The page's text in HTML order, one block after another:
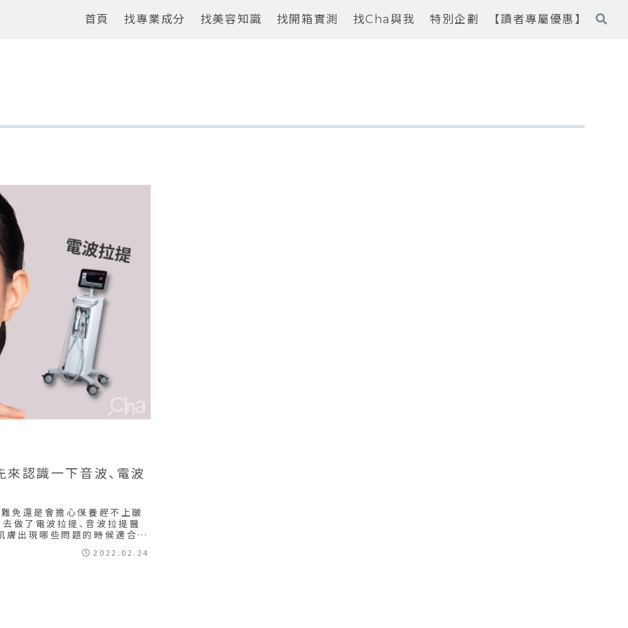
首頁 找專業成分 找美容知識 找開箱實測 找Cha與我 特別企劃 【讀者專屬優惠】
認識一下音波、電波
免還是會擔心保養趕不上皺
做了電波拉提、音波拉提醫
膚出現哪些問題的時候適合去
2022.02.24